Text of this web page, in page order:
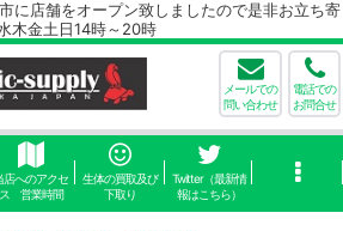
オープン致しましたので是非お立ち寄
金土日14時～20時
メールでの
問い合わせ
電話での
お問合せ
店へのアクセ
ス 営業時間
生体の買取及び
下取り
Twitter（最新情
報はこちら）